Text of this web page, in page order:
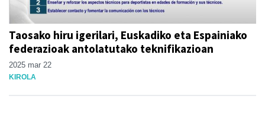
Taosako hiru igerilari, Euskadiko eta Espainiako
federazioak antolatutako teknifikazioan
2025 mar 22
KIROLA